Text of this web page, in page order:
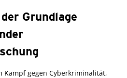
Grundlage
Kampf gegen Cyberkriminalität,